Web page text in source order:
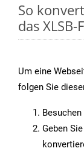
So
das
Um eine
folgen Sie
Geben